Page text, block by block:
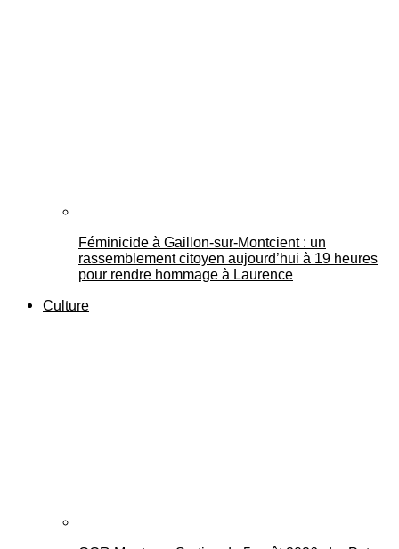
Féminicide à Gaillon‑sur‑Montcient : un
rassemblement citoyen aujourd’hui à 19 heures
pour rendre hommage à Laurence
Culture